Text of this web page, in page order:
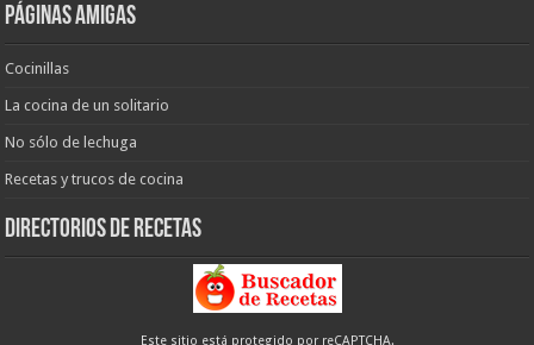
Páginas amigas
Cocinillas
La cocina de un solitario
No sólo de lechuga
Recetas y trucos de cocina
Directorios de recetas
Este sitio está protegido por reCAPTCHA.